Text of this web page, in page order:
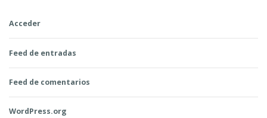
Acceder
Feed de entradas
Feed de comentarios
WordPress.org